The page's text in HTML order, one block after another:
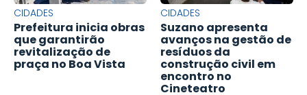
CIDADES
Prefeitura inicia obras
que garantirão
revitalização de
praça no Boa Vista
CIDADES
Suzano apresenta
avanços na gestão de
resíduos da
construção civil em
encontro no
Cineteatro